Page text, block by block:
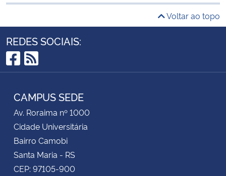
Voltar ao topo
REDES SOCIAIS:
Facebook
RSS
CAMPUS SEDE
Av. Roraima nº 1000
Cidade Universitária
Bairro Camobi
Santa Maria - RS
CEP: 97105-900